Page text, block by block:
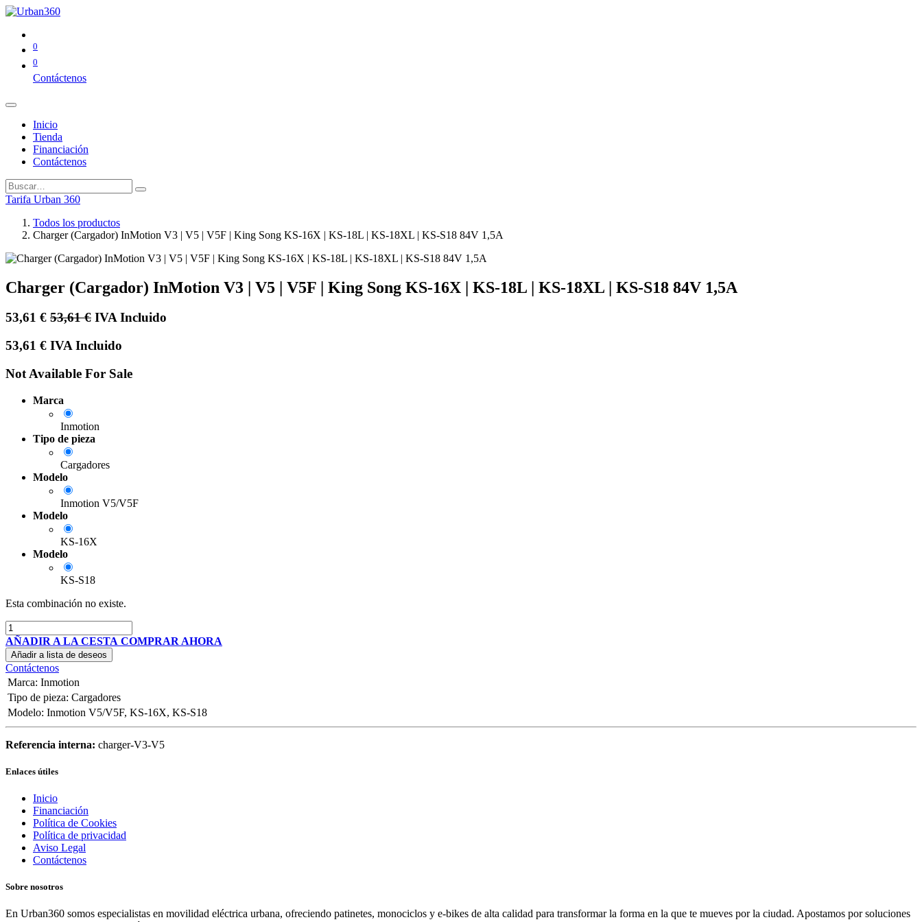
0
0
Contáctenos
Inicio
Tienda
Financiación
Contáctenos
Tarifa Urban 360
Todos los productos
Charger (Cargador) InMotion V3 | V5 | V5F | King Song KS-16X | KS-18L | KS-18XL | KS-S18 84V 1,5A
Charger (Cargador) InMotion V3 | V5 | V5F | King Song KS-16X | KS-18L | KS-18XL | KS-S18 84V 1,5A
53,61 € 53,61€ IVA Incluido
53,61 € IVA Incluido
Not Available For Sale
Marca
Inmotion
Tipo de pieza
Cargadores
Modelo
Inmotion V5/V5F
Modelo
KS-16X
Modelo
KS-S18
Esta combinación no existe.
AÑADIR A LA CESTA COMPRAR AHORA
Añadir a lista de deseos
Contáctenos
Marca: Inmotion
Tipo de pieza: Cargadores
Modelo: Inmotion V5/V5F, KS-16X, KS-S18
Referencia interna: charger-V3-V5
Enlaces útiles
Inicio
Financiación
Política de Cookies
Política de privacidad
Aviso Legal
Contáctenos
Sobre nosotros
En Urban360 somos especialistas en movilidad eléctrica urbana, ofreciendo patinetes, monociclos y e-bikes de alta calidad para transformar la forma en la que te mueves por la ciudad. Apostamos por soluciones